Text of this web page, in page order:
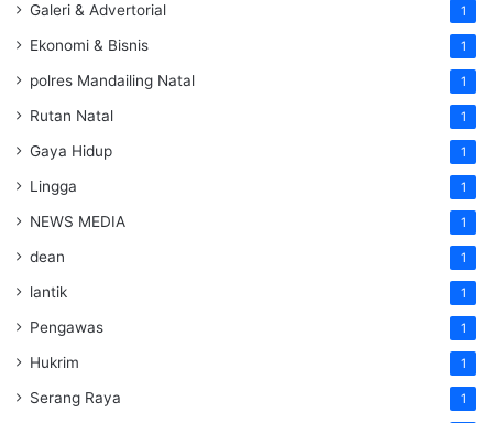
Galeri & Advertorial 1
Ekonomi & Bisnis 1
polres Mandailing Natal 1
Rutan Natal 1
Gaya Hidup 1
Lingga 1
NEWS MEDIA 1
dean 1
lantik 1
Pengawas 1
Hukrim 1
Serang Raya 1